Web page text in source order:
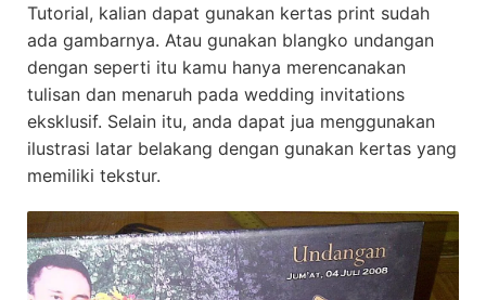
Tutorial, kalian dapat gunakan kertas print sudah
ada gambarnya. Atau gunakan blangko undangan
dengan seperti itu kamu hanya merencanakan
tulisan dan menaruh pada wedding invitations
eksklusif. Selain itu, anda dapat jua menggunakan
ilustrasi latar belakang dengan gunakan kertas yang
memiliki tekstur.